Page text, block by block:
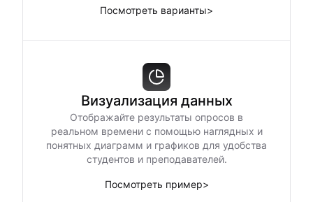
Посмотреть варианты>
Визуализация данных
Отображайте результаты опросов в
реальном времени с помощью наглядных и
понятных диаграмм и графиков для удобства
студентов и преподавателей.
Посмотреть пример>